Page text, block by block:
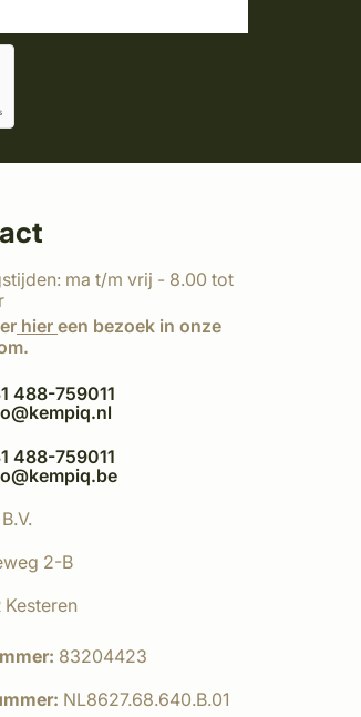
ma t/m vrij - 8.00 tot
hier een bezoek in onze
488-759011
488-759011
2-B
Kesteren
83204423
NL8627.68.640.B.01